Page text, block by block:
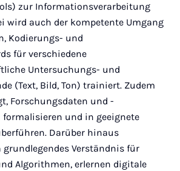
zur Informationsverarbeitung
wird auch der kompetente Umgang
Kodierungs- und
für verschiedene
Untersuchungs- und
(Text, Bild, Ton) trainiert. Zudem
Forschungsdaten und -
und in geeignete
Darüber hinaus
grundlegendes Verständnis für
Algorithmen, erlernen digitale